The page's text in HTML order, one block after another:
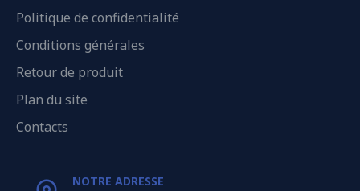
Politique de confidentialité
Conditions générales
Retour de produit
Plan du site
Contacts
NOTRE ADRESSE